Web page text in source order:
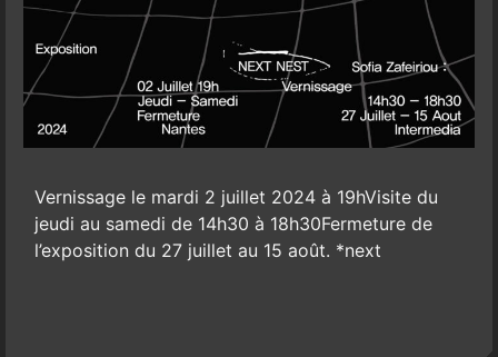
Vernissage le mardi 2 juillet 2024 à 19hVisite du
jeudi au samedi de 14h30 à 18h30Fermeture de
l’exposition du 27 juillet au 15 août. *next